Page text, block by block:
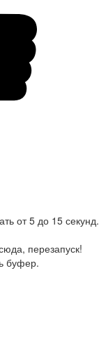
от 5 до 15 секунд.
перезапуск!
буфер.